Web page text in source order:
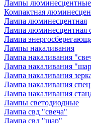
Лампы люминесцентные
Компактная
Лампа люминесцентная
Лампа люминесцентная
Лампа
Лампы накаливания
Лампа накаливания
Лампа накаливания
Лампа накаливания
Лампа накаливания
Лампа накаливания
Лампы светодиодные
Лампа свд "свеча"
Лампа свд "шар"